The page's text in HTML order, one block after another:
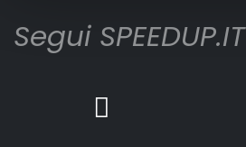
Segui SPEEDUP.IT